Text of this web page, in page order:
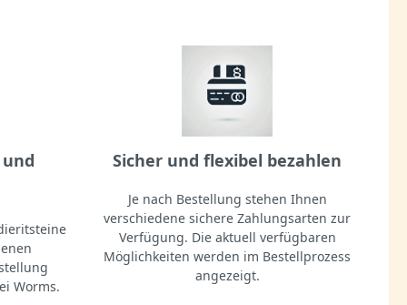
Worms.
Sicher und flexibel bezahlen
Je nach Bestellung stehen Ihnen
verschiedene sichere Zahlungsarten zur
Verfügung. Die aktuell verfügbaren
Möglichkeiten werden im Bestellprozess
angezeigt.